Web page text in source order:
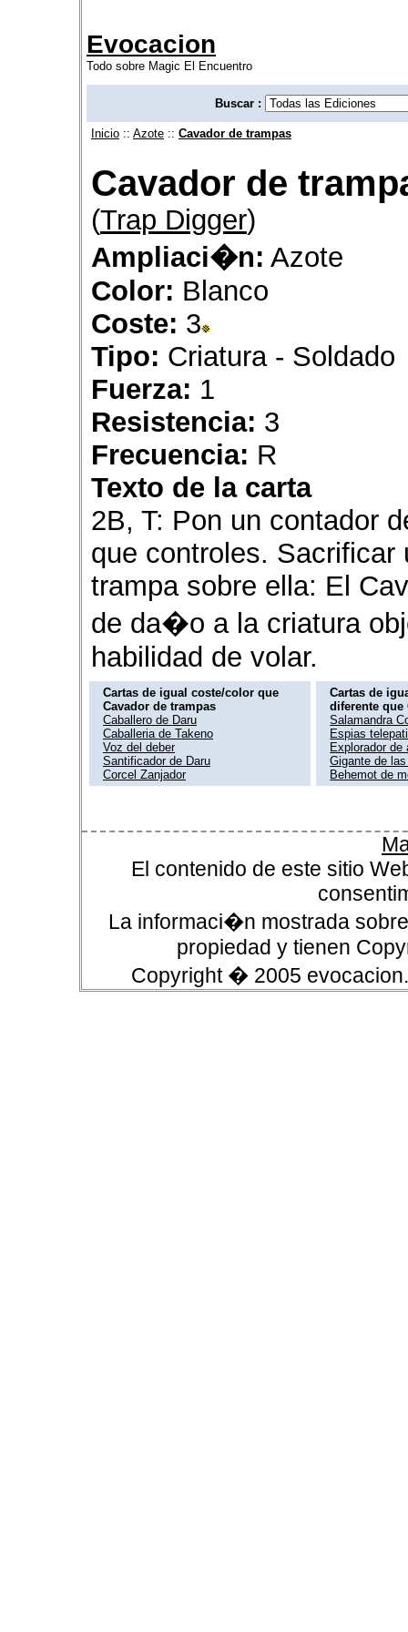
Evocacion
Todo sobre Magic El Encuentro
Buscar :
Inicio :: Azote :: Cavador de trampas
Cavador de
(Trap Digger)
Ampliaci�n: Azote
Color: Blanco
Coste: 3
Tipo: Criatura - Soldado
Fuerza: 1
Resistencia: 3
Frecuencia: R
Texto de la carta
2B, T: Pon un contador
que controles. Sacrificar
trampa sobre ella: El
de da�o a la criatura
habilidad de volar.
Cartas de igual coste/color que
Cavador de trampas
Caballero de Daru
Caballeria de Takeno
Voz del deber
Santificador de Daru
Corcel Zanjador
Cartas de
diferente que
Salamandra
Espias
Explorador de
Gigante de
Behemot de
El contenido de este sitio
La informaci�n mostrada
propiedad y tienen
Copyright � 2005